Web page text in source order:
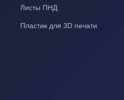
Листы ПНД
Пластик для 3D печати